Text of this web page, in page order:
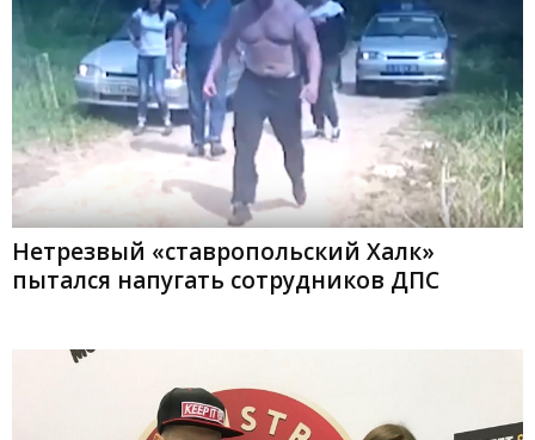
Нетрезвый «ставропольский Халк»
пытался напугать сотрудников ДПС